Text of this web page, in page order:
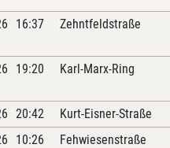
16:37 Zehntfeldstraße
19:20 Karl-Marx-Ring
20:42 Kurt-Eisner-Straße
10:26 Fehwiesenstraße